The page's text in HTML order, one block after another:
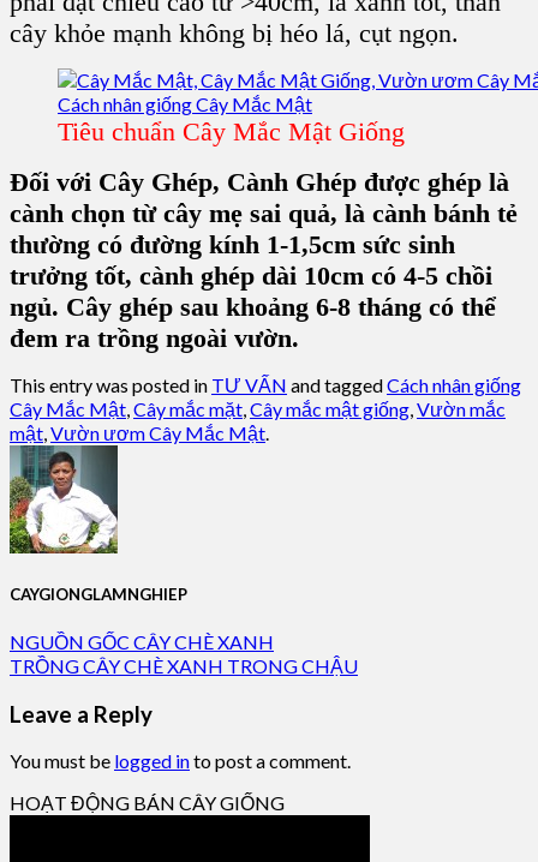
cây khỏe mạnh không bị héo lá, cụt ngọn.
Tiêu chuẩn Cây Mắc Mật Giống
Đối với Cây Ghép, Cành Ghép được ghép là
cành chọn từ cây mẹ sai quả, là cành bánh tẻ
thường có đường kính 1-1,5cm sức sinh
trưởng tốt, cành ghép dài 10cm có 4-5 chồi
ngủ. Cây ghép sau khoảng 6-8 tháng có thể
đem ra trồng ngoài vườn.
This entry was posted in TƯ VẤN and taggedCách nhân giống
Cây Mắc Mật,Cây mắc mặt,Cây mắc mật giống,Vườn mắc
mật,Vườn ươm Cây Mắc Mật.
CAYGIONGLAMNGHIEP
NGUỒN GỐC CÂY CHÈ XANH
TRỒNG CÂY CHÈ XANH TRONG CHẬU
Leave a Reply
You must be logged into post a comment.
HOẠT ĐỘNG BÁN CÂY GIỐNG